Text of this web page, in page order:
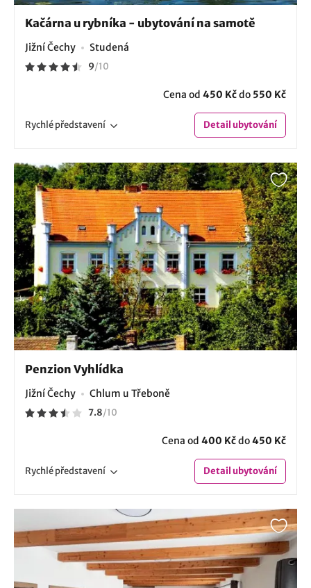
Kačárna u rybníka - ubytování na samotě
Jižní Čechy Studená
9/10
Cena od 450 Kčdo 550 Kč
Rychlépředstavení Detailubytování
Penzion Vyhlídka
Jižní Čechy Chlum u Třeboně
7.8/10
Cena od 400 Kčdo450 Kč
Rychlépředstavení Detailubytování